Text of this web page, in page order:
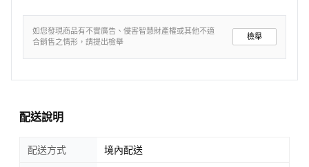
如您發現商品有不實廣告、侵害智慧財產權或其他不適
合銷售之情形，請提出檢舉
檢舉
配送說明
配送方式 境內配送